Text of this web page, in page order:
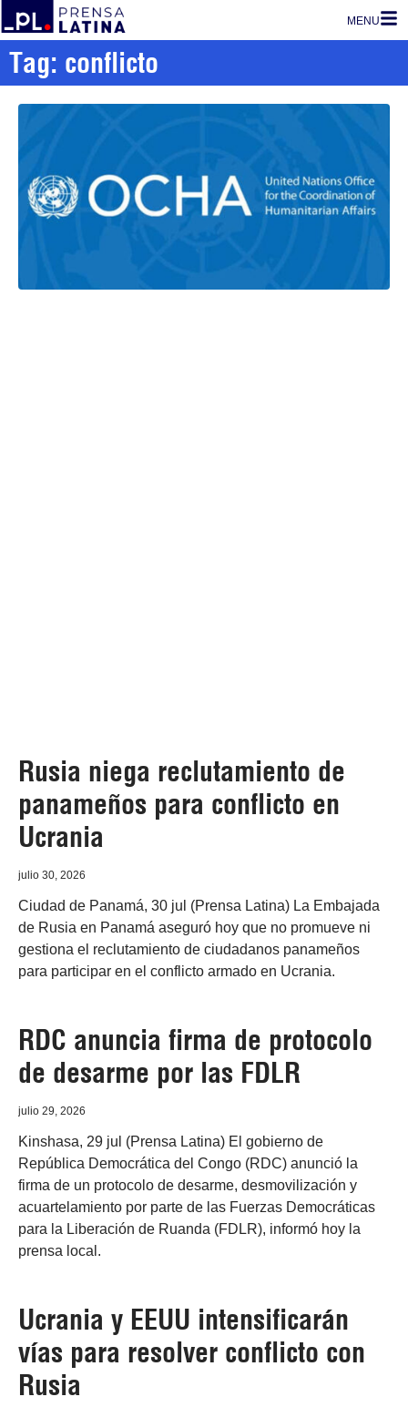
MENU
Tag: conflicto
Rusia niega reclutamiento de
panameños para conflicto en
Ucrania
julio 30, 2026
Ciudad de Panamá, 30 jul (Prensa Latina) La Embajada
de Rusia en Panamá aseguró hoy que no promueve ni
gestiona el reclutamiento de ciudadanos panameños
para participar en el conflicto armado en Ucrania.
RDC anuncia firma de protocolo
de desarme por las FDLR
julio 29, 2026
Kinshasa, 29 jul (Prensa Latina) El gobierno de
República Democrática del Congo (RDC) anunció la
firma de un protocolo de desarme, desmovilización y
acuartelamiento por parte de las Fuerzas Democráticas
para la Liberación de Ruanda (FDLR), informó hoy la
prensa local.
Ucrania y EEUU intensificarán
vías para resolver conflicto con
Rusia